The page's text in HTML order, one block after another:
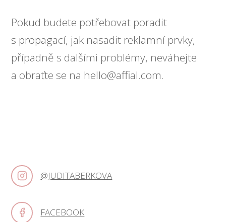
Pokud budete potřebovat poradit
s propagací, jak nasadit reklamní prvky,
případně s dalšími problémy, neváhejte
a obraťte se na hello@affial.com.
@JUDITABERKOVA
FACEBOOK